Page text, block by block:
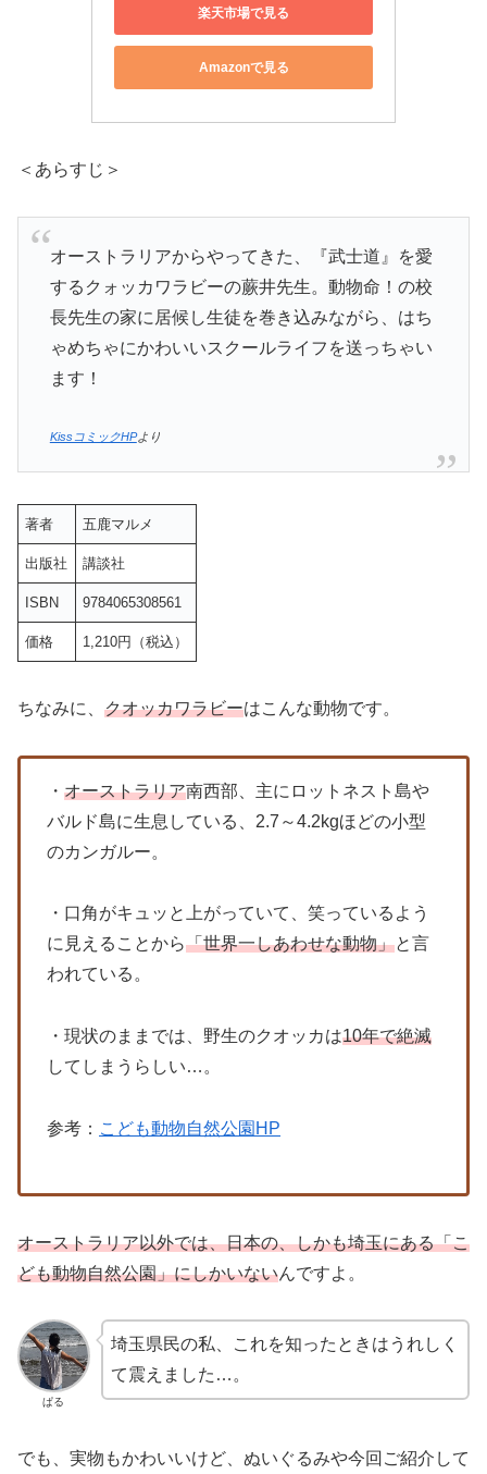
楽天市場で見る
Amazonで見る
＜あらすじ＞
オーストラリアからやってきた、『武士道』を愛
するクォッカワラビーの蕨井先生。動物命！の校
長先生の家に居候し生徒を巻き込みながら、はち
ゃめちゃにかわいいスクールライフを送っちゃい
ます！
KissコミックHPより
著者 五鹿マルメ
出版社 講談社
ISBN 9784065308561
価格 1,210円（税込）
ちなみに、 クオッカワラビーはこんな動物です。
・ オーストラリア南西部、主にロットネスト島や
バルド島に生息している、2.7～4.2kgほどの小型
のカンガルー。
・口角がキュッと上がっていて、笑っているよう
に見えることから「世界一しあわせな動物」と言
われている。
・現状のままでは、野生のクオッカは10年で絶滅
してしまうらしい…。
参考： こども動物自然公園HP
オーストラリア以外では、日本の、しかも埼玉にある「こ
ども動物自然公園」にしかいないんですよ。
ぱる
埼玉県民の私、これを知ったときはうれしく
て震えました…。
でも、実物もかわいいけど、ぬいぐるみや今回ご紹介して